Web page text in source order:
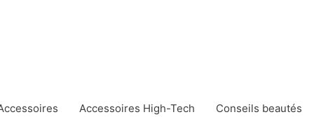
Accessoires High-Tech Conseils beautés